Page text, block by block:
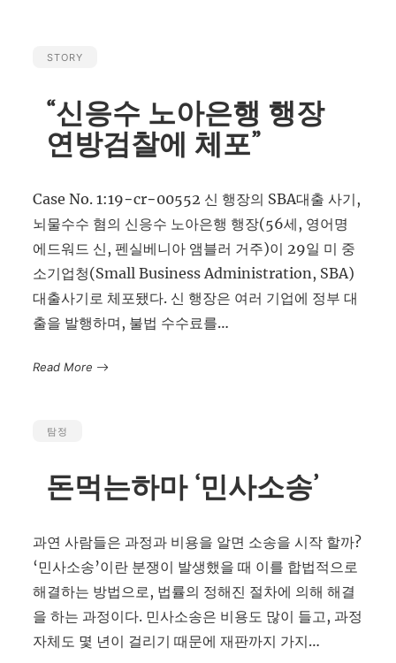
STORY
“신응수 노아은행 행장
연방검찰에 체포”
Case No. 1:19−cr−00552 신 행장의 SBA대출 사기,
뇌물수수 혐의 신응수 노아은행 행장(56세, 영어명
에드워드 신, 펜실베니아 앰블러 거주)이 29일 미 중
소기업청(Small Business Administration, SBA)
대출사기로 체포됐다. 신 행장은 여러 기업에 정부 대
출을 발행하며, 불법 수수료를…
Read More
탐정
돈먹는하마 ‘민사소송’
과연 사람들은 과정과 비용을 알면 소송을 시작 할까?
‘민사소송’이란 분쟁이 발생했을 때 이를 합법적으로
해결하는 방법으로, 법률의 정해진 절차에 의해 해결
을 하는 과정이다. 민사소송은 비용도 많이 들고, 과정
자체도 몇 년이 걸리기 때문에 재판까지 가지…